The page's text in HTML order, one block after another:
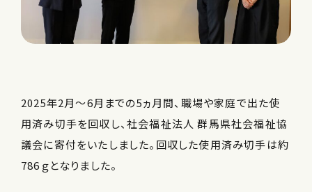
2025年2月～6月までの5ヵ月間、職場や家庭で出た使
用済み切手を回収し、社会福祉法人 群馬県社会福祉協
議会に寄付をいたしました。回収した使用済み切手は約
786ｇとなりました。